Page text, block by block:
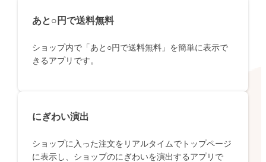
あと○円で送料無料
ショップ内で「あと○円で送料無料」を簡単に表示で
きるアプリです。
にぎわい演出
ショップに入った注文をリアルタイムでトップページ
に表示し、ショップのにぎわいを演出するアプリで